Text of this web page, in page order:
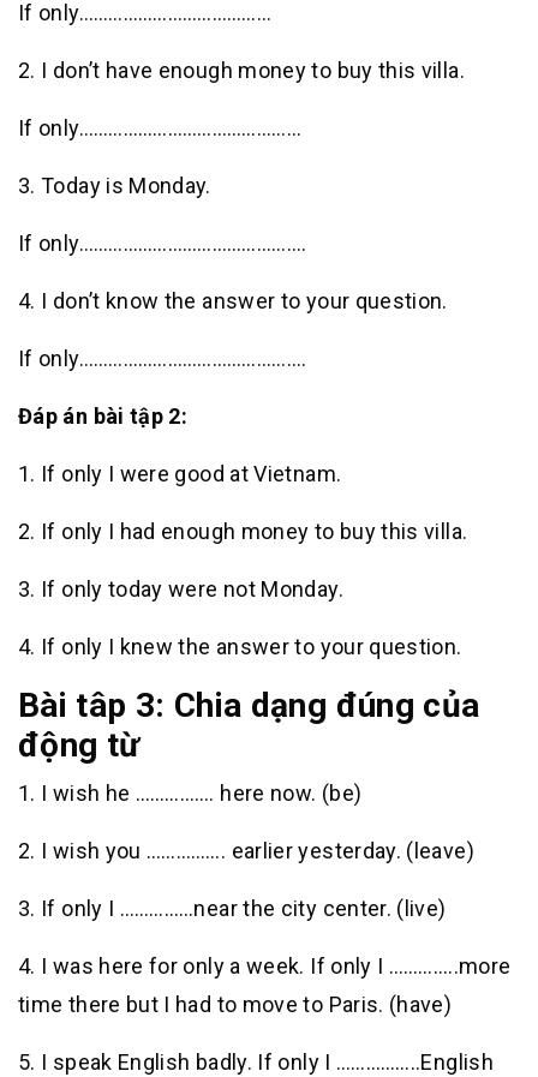
If only…………………………………
2. I don’t have enough money to buy this villa.
If only………………………………………
3. Today is Monday.
If only……………………………………….
4. I don’t know the answer to your question.
If only……………………………………….
Đáp án bài tập 2:
1. If only I were good at Vietnam.
2. If only I had enough money to buy this villa.
3. If only today were not Monday.
4. If only I knew the answer to your question.
Bài tâp 3: Chia dạng đúng của
động từ
1. I wish he ……………. here now. (be)
2. I wish you ……………. earlier yesterday. (leave)
3. If only I ……………near the city center. (live)
4. I was here for only a week. If only I …………..more
time there but I had to move to Paris. (have)
5. I speak English badly. If only I ……………..English